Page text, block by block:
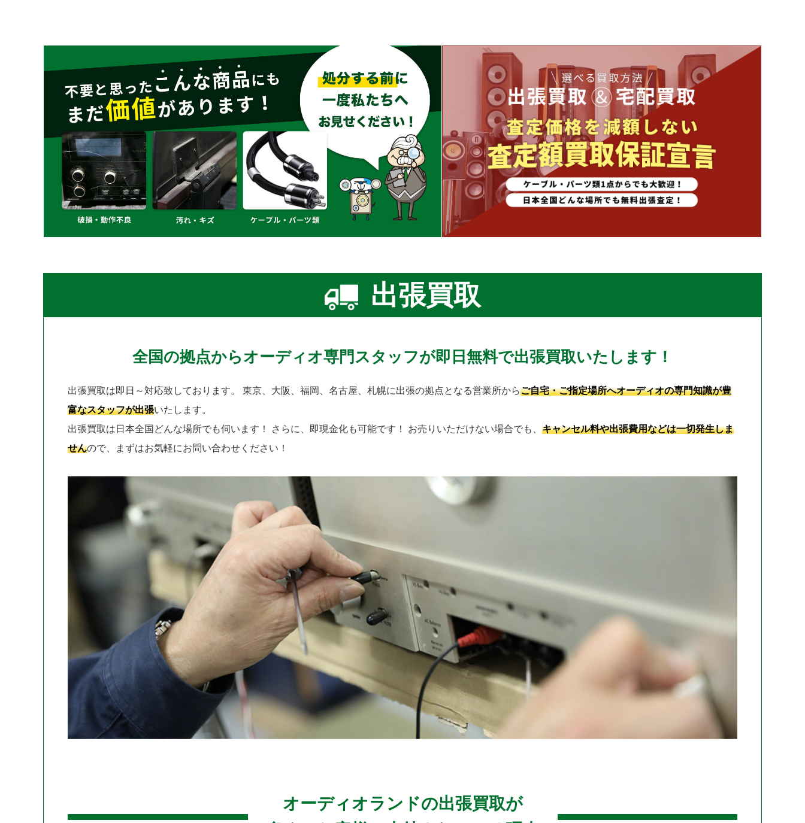
出張買取
全国の拠点からオーディオ専門スタッフが即日無料で出張買取いたします！
出張買取は即日～対応致しております。 東京、大阪、福岡、名古屋、札幌に出張の拠点となる営業所からご自宅・ご指定場所へオーディオの専門知識が豊
富なスタッフが出張いたします。
出張買取は日本全国どんな場所でも伺います！
さらに、即現金化も可能です！ お売りいただけない場合でも、 キャンセル料や出張費用などは一切発生しま
せんので、まずはお気軽にお問い合わせください！
オーディオランドの出張買取が